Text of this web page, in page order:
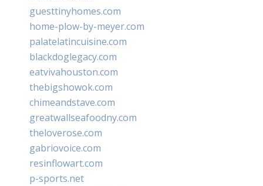
guesttinyhomes.com
home-plow-by-meyer.com
palatelatincuisine.com
blackdoglegacy.com
eatvivahouston.com
thebigshowok.com
chimeandstave.com
greatwallseafoodny.com
theloverose.com
gabriovoice.com
resinflowart.com
p-sports.net